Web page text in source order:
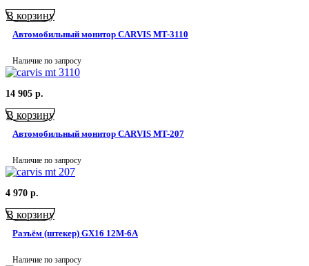
В корзину
Автомобильный монитор CARVIS MT-3110
Наличие по запросу
14 905 р.
В корзину
Автомобильный монитор CARVIS MT-207
Наличие по запросу
4 970 р.
В корзину
Разъём (штекер) GX16 12M-6A
Наличие по запросу